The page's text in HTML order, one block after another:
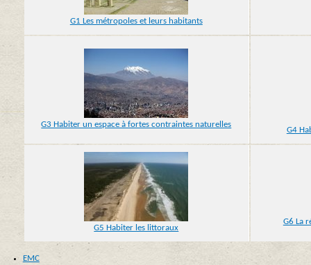
G1 Les métropoles et leurs habitants
G3 Habiter un espace à fortes contraintes naturelles
G4
G5 Habiter les littoraux
G6 La
EMC